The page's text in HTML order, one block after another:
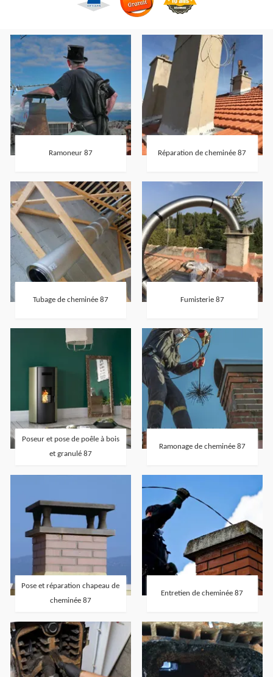
Ramoneur 87 Réparation de cheminée 87
Tubage de cheminée 87 Fumisterie 87
Poseur et pose de poêle à bois
et granulé 87
Ramonage de cheminée 87
Pose et réparation chapeau de
cheminée 87
Entretien de cheminée 87